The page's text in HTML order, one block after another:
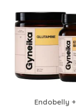
Endobelly +